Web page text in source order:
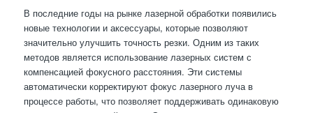
В последние годы на рынке лазерной обработки появились
новые технологии и аксессуары, которые позволяют
значительно улучшить точность резки. Одним из таких
методов является использование лазерных систем с
компенсацией фокусного расстояния. Эти системы
автоматически корректируют фокус лазерного луча в
процессе работы, что позволяет поддерживать одинаковую